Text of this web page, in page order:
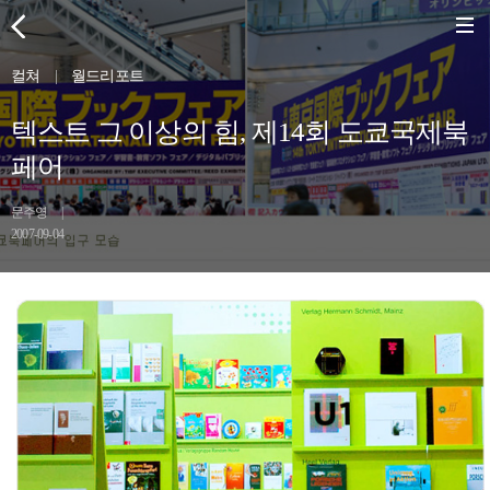
컬쳐 월드리포트
텍스트 그 이상의 힘, 제14회 도쿄국제북
페어
문주영
|
2007-09-04